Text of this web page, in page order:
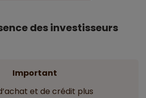
des investisseurs
Important
et de crédit plus